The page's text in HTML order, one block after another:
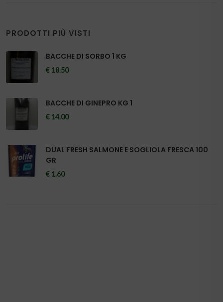
PRODOTTI PIÙ VISTI
BACCHE DI SORBO 1 KG
€ 18.50
BACCHE DI GINEPRO KG 1
€ 14.00
DUAL FRESH SALMONE E SOGLIOLA FRESCA 100
GR
€ 1.60